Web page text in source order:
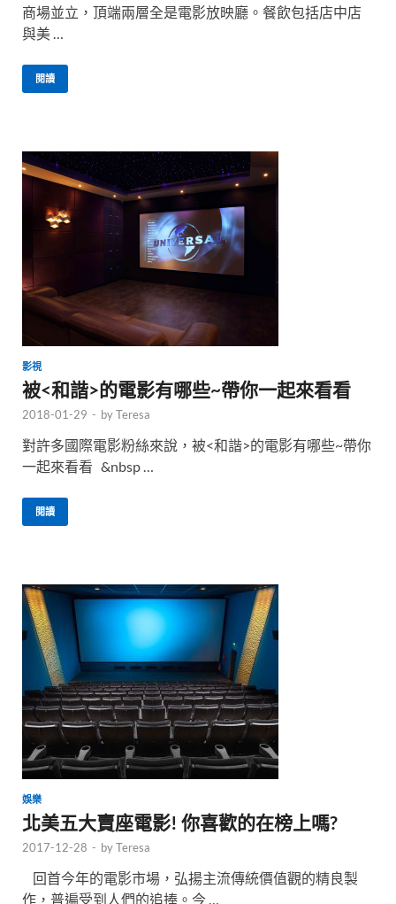
商場並立，頂端兩層全是電影放映廳。餐飲包括店中店
與美 …
閱讀
影視
被<和諧>的電影有哪些~帶你一起來看看
2018-01-29 - byTeresa
對許多國際電影粉絲來說，被<和諧>的電影有哪些~帶你
一起來看看 &nbsp …
閱讀
娛樂
北美五大賣座電影! 你喜歡的在榜上嗎?
2017-12-28 - byTeresa
回首今年的電影市場，弘揚主流傳統價值觀的精良製
作，普遍受到人們的追捧。今 …